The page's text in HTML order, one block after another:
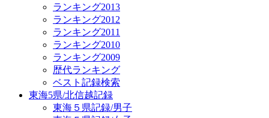
ランキング2013
ランキング2012
ランキング2011
ランキング2010
ランキング2009
歴代ランキング
ベスト記録検索
東海5県/北信越記録
東海５県記録/男子